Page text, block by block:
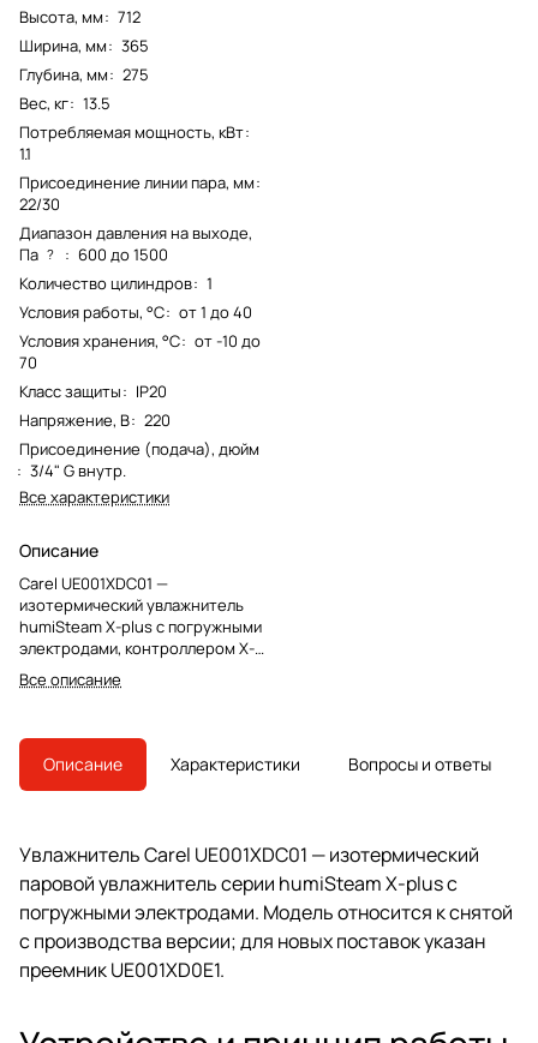
Высота, мм: 712
Ширина, мм: 365
Глубина, мм: 275
Вес, кг: 13.5
Потребляемая мощность, кВт:
1.1
Присоединение линии пара, мм:
22/30
Диапазон давления на выходе,
Па ? : 600 до 1500
Количество цилиндров: 1
Условия работы, °С: от 1 до 40
Условия хранения, °С: от -10 до
70
Класс защиты: IP20
Напряжение, В: 220
Присоединение (подача), дюйм
: 3/4" G внутр.
Все характеристики
Описание
Carel UE001XDC01 —
изотермический увлажнитель
humiSteam X-plus с погружными
электродами, контроллером X-
plus и разборным цилиндром
BLCT. Преемник модели —
Все описание
Описание Характеристики Вопросы и ответы
Увлажнитель Carel UE001XDC01 — изотермический
паровой увлажнитель серии humiSteam X-plus с
погружными электродами. Модель относится к снятой
с производства версии; для новых поставок указан
преемник UE001XD0E1.